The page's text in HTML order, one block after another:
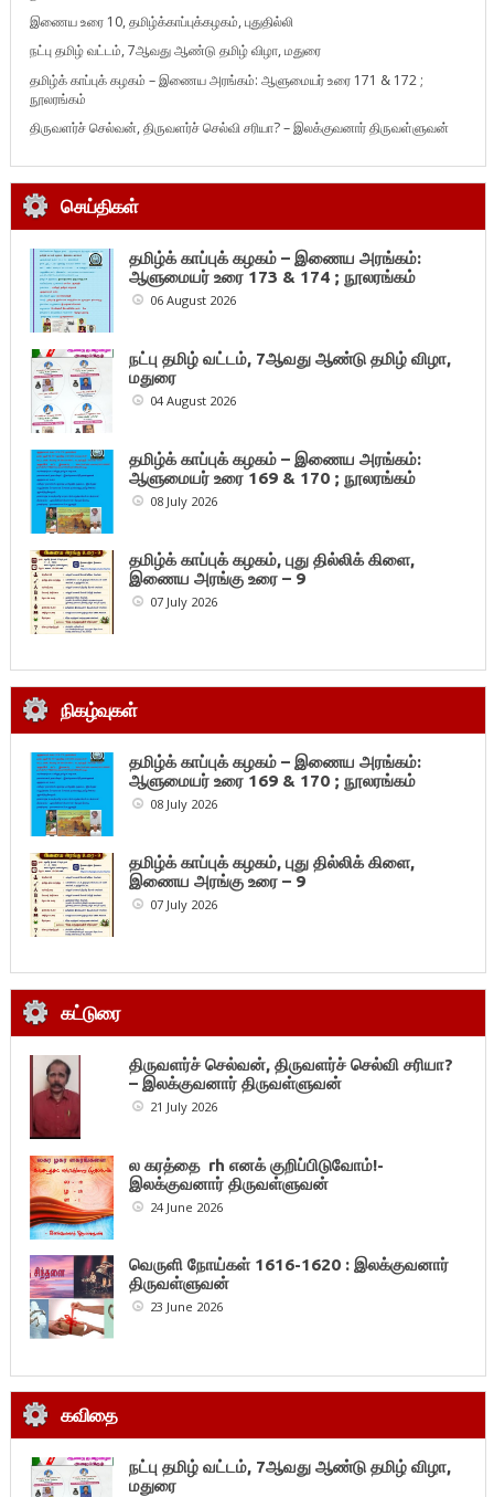
இணைய உரை 10, தமிழ்க்காப்புக்கழகம், புதுதில்லி
நட்பு தமிழ் வட்டம், 7ஆவது ஆண்டு தமிழ் விழா, மதுரை
தமிழ்க் காப்புக் கழகம் – இணைய அரங்கம்: ஆளுமையர் உரை 171 & 172 ;
நூலரங்கம்
திருவளர்ச் செல்வன், திருவளர்ச் செல்வி சரியா? – இலக்குவனார் திருவள்ளுவன்
செய்திகள்
தமிழ்க் காப்புக் கழகம் – இணைய அரங்கம்:
ஆளுமையர் உரை 173 & 174 ; நூலரங்கம்
06 August 2026
நட்பு தமிழ் வட்டம், 7ஆவது ஆண்டு தமிழ் விழா,
மதுரை
04 August 2026
தமிழ்க் காப்புக் கழகம் – இணைய அரங்கம்:
ஆளுமையர் உரை 169 & 170 ; நூலரங்கம்
08 July 2026
தமிழ்க் காப்புக் கழகம், புது தில்லிக் கிளை,
இணைய அரங்கு உரை – 9
07 July 2026
நிகழ்வுகள்
தமிழ்க் காப்புக் கழகம் – இணைய அரங்கம்:
ஆளுமையர் உரை 169 & 170 ; நூலரங்கம்
08 July 2026
தமிழ்க் காப்புக் கழகம், புது தில்லிக் கிளை,
இணைய அரங்கு உரை – 9
07 July 2026
கட்டுரை
திருவளர்ச் செல்வன், திருவளர்ச் செல்வி சரியா?
– இலக்குவனார் திருவள்ளுவன்
21 July 2026
ல கரத்தை rh எனக் குறிப்பிடுவோம்!-
இலக்குவனார் திருவள்ளுவன்
24 June 2026
வெருளி நோய்கள் 1616-1620 : இலக்குவனார்
திருவள்ளுவன்
23 June 2026
கவிதை
நட்பு தமிழ் வட்டம், 7ஆவது ஆண்டு தமிழ் விழா,
மதுரை